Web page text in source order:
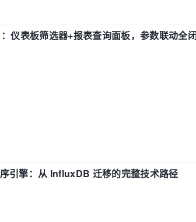
仪表板筛选器+报表查询面板，参数联动全
引擎：从 InfluxDB 迁移的完整技术路径